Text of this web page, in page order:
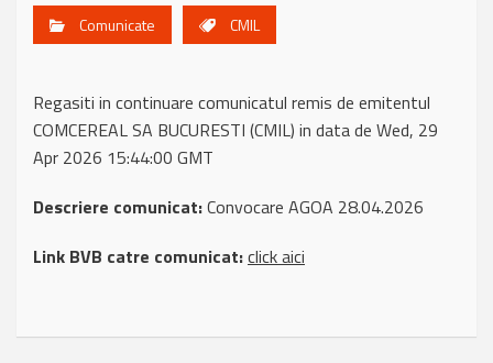
Comunicate CMIL
Regasiti in continuare comunicatul remis de emitentul
COMCEREAL SA BUCURESTI (CMIL) in data de Wed, 29
Apr 2026 15:44:00 GMT
Descriere comunicat:Convocare AGOA 28.04.2026
Link BVB catre comunicat:click aici